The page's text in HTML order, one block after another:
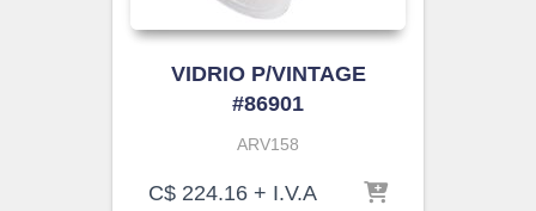
VIDRIO P/VINTAGE
#86901
ARV158
C$ 224.16 + I.V.A